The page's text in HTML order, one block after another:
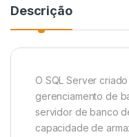
Descrição
O SQL Server
gerenciamento de
servidor de banco
capacidade de